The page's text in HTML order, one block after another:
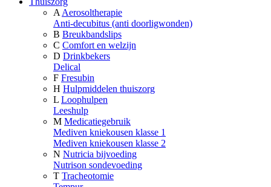
A Aerosoltherapie
Anti-decubitus (anti doorligwonden)
B Breukbandslips
C Comfort en welzijn
D Drinkbekers
Delical
F Fresubin
H Hulpmiddelen thuiszorg
L Loophulpen
Leeshulp
M Medicatiegebruik
Mediven kniekousen klasse 1
Mediven kniekousen klasse 2
N Nutricia bijvoeding
Nutrison sondevoeding
T Tracheotomie